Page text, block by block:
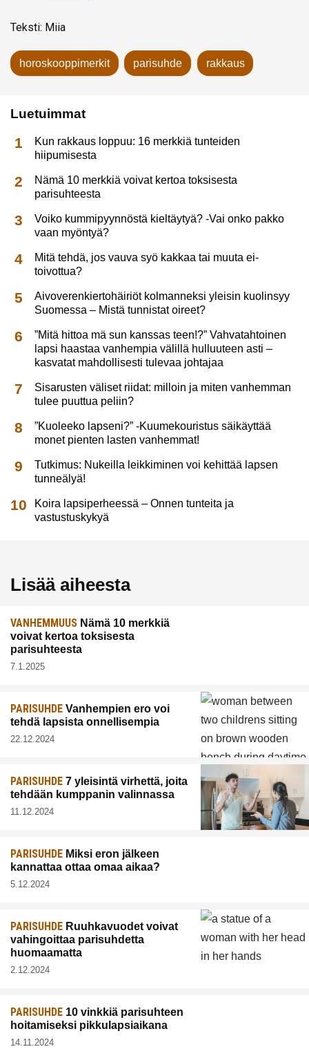
Teksti: Miia
horoskooppimerkit parisuhde rakkaus
Luetuimmat
Kun rakkaus loppuu: 16 merkkiä tunteiden
hiipumisesta
Nämä 10 merkkiä voivat kertoa toksisesta
parisuhteesta
Voiko kummipyynnöstä kieltäytyä? -Vai onko pakko
vaan myöntyä?
Mitä tehdä, jos vauva syö kakkaa tai muuta ei-
toivottua?
Aivoverenkiertohäiriöt kolmanneksi yleisin kuolinsyy
Suomessa – Mistä tunnistat oireet?
”Mitä hittoa mä sun kanssas teen!?” Vahvatahtoinen
lapsi haastaa vanhempia välillä hulluuteen asti –
kasvatat mahdollisesti tulevaa johtajaa
Sisarusten väliset riidat: milloin ja miten vanhemman
tulee puuttua peliin?
”Kuoleeko lapseni?” -Kuumekouristus säikäyttää
monet pienten lasten vanhemmat!
Tutkimus: Nukeilla leikkiminen voi kehittää lapsen
tunneälyä!
Koira lapsiperheessä – Onnen tunteita ja
vastustuskykyä
Lisää aiheesta
VANHEMMUUS Nämä 10 merkkiä
voivat kertoa toksisesta
parisuhteesta
7.1.2025
PARISUHDE Vanhempien ero voi
tehdä lapsista onnellisempia
22.12.2024
PARISUHDE 7 yleisintä virhettä, joita
tehdään kumppanin valinnassa
11.12.2024
PARISUHDE Miksi eron jälkeen
kannattaa ottaa omaa aikaa?
5.12.2024
PARISUHDE Ruuhkavuodet voivat
vahingoittaa parisuhdetta
huomaamatta
2.12.2024
PARISUHDE 10 vinkkiä parisuhteen
hoitamiseksi pikkulapsiaikana
14.11.2024